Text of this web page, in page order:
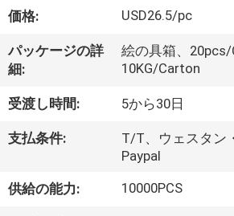
つ
い
て
工
場
価格: USD26.5/pc
パッケージの詳
細:
絵の具箱、20pcs/
10KG/Carton
受渡し時間: 5から30日
支払条件:
T/T、ウェスタン
Paypal
供給の能力: 10000PCS